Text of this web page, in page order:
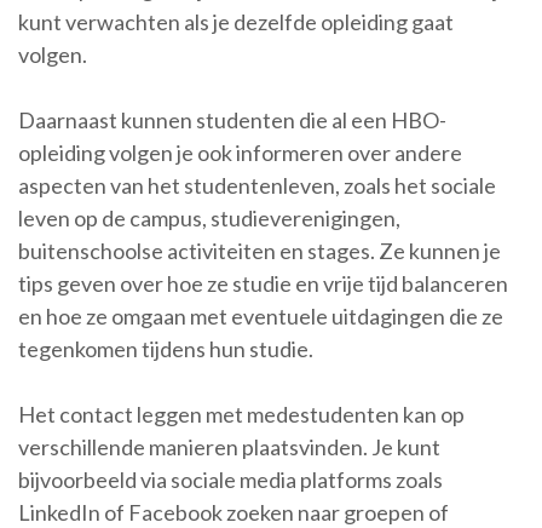
kunt verwachten als je dezelfde opleiding gaat
volgen.
Daarnaast kunnen studenten die al een HBO-
opleiding volgen je ook informeren over andere
aspecten van het studentenleven, zoals het sociale
leven op de campus, studieverenigingen,
buitenschoolse activiteiten en stages. Ze kunnen je
tips geven over hoe ze studie en vrije tijd balanceren
en hoe ze omgaan met eventuele uitdagingen die ze
tegenkomen tijdens hun studie.
Het contact leggen met medestudenten kan op
verschillende manieren plaatsvinden. Je kunt
bijvoorbeeld via sociale media platforms zoals
LinkedIn of Facebook zoeken naar groepen of